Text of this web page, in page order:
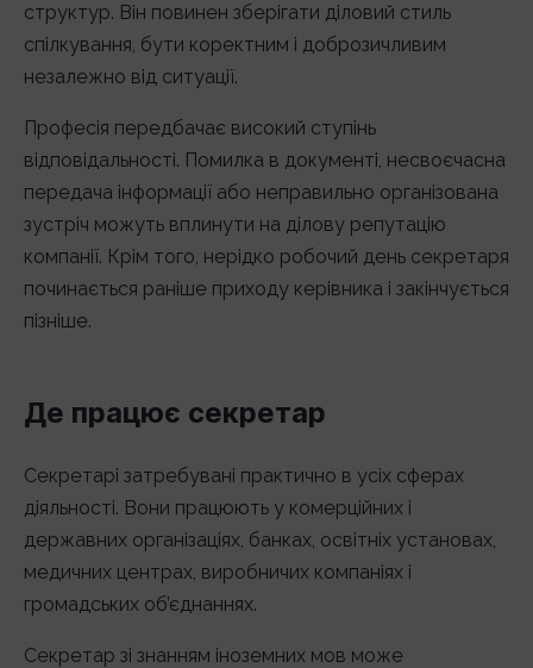
структур. Він повинен зберігати діловий стиль
спілкування, бути коректним і доброзичливим
незалежно від ситуації.
Професія передбачає високий ступінь
відповідальності. Помилка в документі, несвоєчасна
передача інформації або неправильно організована
зустріч можуть вплинути на ділову репутацію
компанії. Крім того, нерідко робочий день секретаря
починається раніше приходу керівника і закінчується
пізніше.
Де працює секретар
Секретарі затребувані практично в усіх сферах
діяльності. Вони працюють у комерційних і
державних організаціях, банках, освітніх установах,
медичних центрах, виробничих компаніях і
громадських об’єднаннях.
Секретар зі знанням іноземних мов може